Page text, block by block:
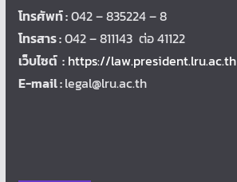
โทรศัพท์ :042 – 835224 – 8
โทรสาร :042 – 811143 ต่อ 41122
เว็บไซต์ : https://law.president.lru.ac.th
E-mail :legal@lru.ac.th